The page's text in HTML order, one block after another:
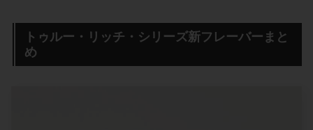
トゥルー・リッチ・シリーズ新フレーバーまと
め